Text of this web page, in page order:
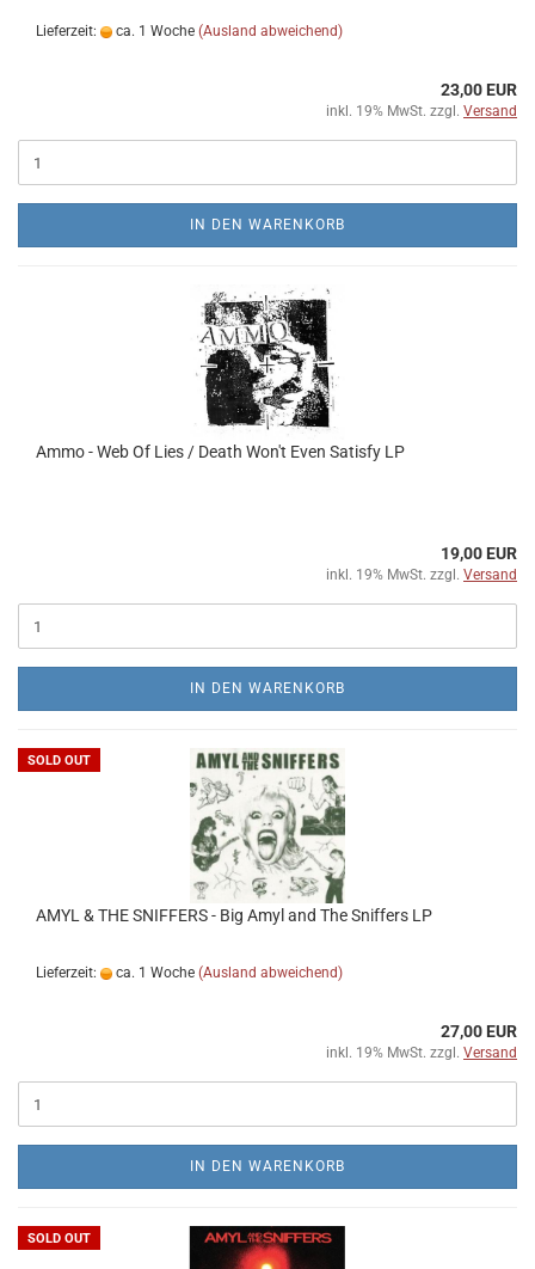
Lieferzeit: ca. 1 Woche (Ausland abweichend)
23,00 EUR
inkl. 19% MwSt. zzgl. Versand
IN DEN WARENKORB
Ammo - Web Of Lies / Death Won't Even Satisfy LP
19,00 EUR
inkl. 19% MwSt. zzgl. Versand
IN DEN WARENKORB
SOLD OUT
AMYL & THE SNIFFERS - Big Amyl and The Sniffers LP
Lieferzeit: ca. 1 Woche (Ausland abweichend)
27,00 EUR
inkl. 19% MwSt. zzgl. Versand
IN DEN WARENKORB
SOLD OUT